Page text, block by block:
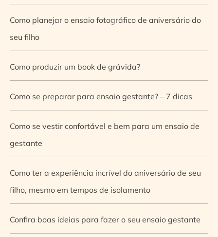
Como planejar o ensaio fotográfico de aniversário do
seu filho
Como produzir um book de grávida?
Como se preparar para ensaio gestante? – 7 dicas
Como se vestir confortável e bem para um ensaio de
gestante
Como ter a experiência incrível do aniversário de seu
filho, mesmo em tempos de isolamento
Confira boas ideias para fazer o seu ensaio gestante